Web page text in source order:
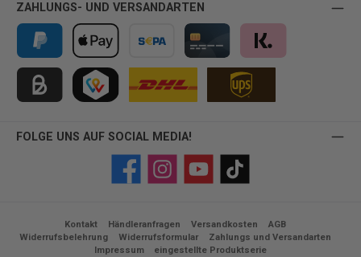
ZAHLUNGS- UND VERSANDARTEN
PayPal Apple Pay Vorkasse Kreditkarte Klarna
FOLGE UNS AUF SOCIAL MEDIA!
FacebookInstagramYouTube TikTok
Kontakt Händleranfragen Versandkosten
AGB
Widerrufsbelehrung
Widerrufsformular
Zahlungs und Versandarten
Impressum
eingestellte Produktserie